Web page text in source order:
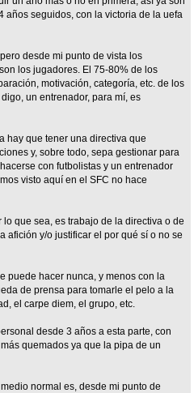
años seguidos, con la victoria de la uefa
desde mi punto de vista los
los jugadores. El 75-80% de los
motivación, categoría, etc. de los
un entrenador, para mí, es
hay que tener una directiva que
y, sobre todo, sepa gestionar para
con futbolistas y un entrenador
visto aquí en el SFC no hace
que sea, es trabajo de la directiva o de
afición y/o justificar el por qué sí o no se
puede hacer nunca, y menos con la
de prensa para tomarle el pelo a la
el carpe diem, el grupo, etc.
desde 3 años a esta parte, con
quemados ya que la pipa de un
normal es, desde mi punto de